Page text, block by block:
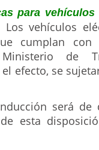
para
Los vehículos
cumplan con
de
efecto, se
será de
esta